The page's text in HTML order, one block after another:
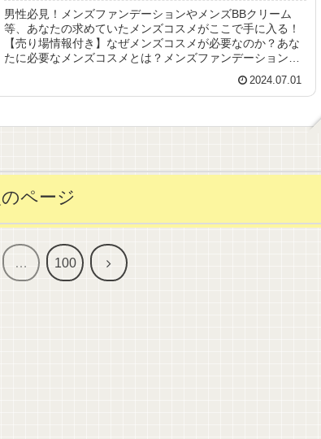
男性必見！メンズファンデーションやメンズBBクリーム
等、あなたの求めていたメンズコスメがここで手に入る！
【売り場情報付き】なぜメンズコスメが必要なのか？あな
たに必要なメンズコスメとは？メンズファンデーションと
2024.07.01
ページ
… 100 次